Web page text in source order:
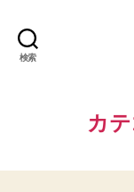
検索
カ